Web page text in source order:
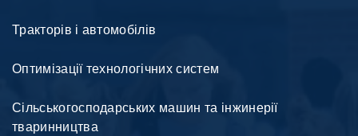
Тракторів і автомобілів
Оптимізації технологічних систем
Сільськогосподарських машин та інжинерії
тваринництва